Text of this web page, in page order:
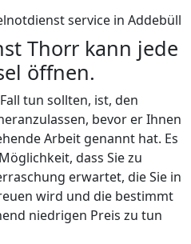
Thorr kann jede
öffnen.
tun sollten, ist, den
bevor er Ihnen
Arbeit genannt hat. Es
dass Sie zu
erwartet, die Sie in
wird und die bestimmt
niedrigen Preis zu tun